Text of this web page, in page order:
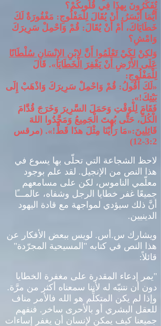
تُفَكِّرُونَ بِهذَا فِي قُلُوبِكُمْ؟
أَيُّمَا أَيْسَرُ، أَنْ يُقَالَ لِلْمَفْلُوجِ: مَغْفُورَةٌ لَكَ
خَطَايَاكَ، أَمْ أَنْ يُقَالَ: قُمْ وَاحْمِلْ سَرِيرَكَ
وَامْشِ؟
وَلكِنْ لِكَيْ تَعْلَمُوا أَنَّ لابْنِ الإِنْسَانِ سُلْطَانًا
عَلَى الأَرْضِ أَنْ يَغْفِرَ الْخَطَايَا». قَالَ
لِلْمَفْلُوجِ:
«لَكَ أَقُولُ: قُمْ وَاحْمِلْ سَرِيرَكَ وَاذْهَبْ إِلَى
بَيْتِكَ!».
فَقَامَ لِلْوَقْتِ وَحَمَلَ السَّرِيرَ وَخَرَجَ قُدَّامَ
الْكُلِّ، حَتَّى بُهِتَ الْجَمِيعُ وَمَجَّدُوا اللهَ
قَائِلِينَ:«مَا رَأَيْنَا مِثْلَ هذَا قَطُّ!». (مرقس
3:2-12)
لاحظ الشجاعة التي تحلّى بها يسوع في
هذا النص من الإنجيل. لقد علم بوجود
معلّمي الناموس، لكن على مسامعهم
جميعًا غفر خطايا الرجل وشفاه، عالمـــًا
أنَّ ذلك سيؤدي لمواجهة مع قادة اليهود
الدينيين.
ويشارك س. أس. لويس ببعض الأفكار عن
هذا النص في كتابه " المسيحية المجرّدة"
قائلاً:
"يمر إدعاء المقدرة على مغفرة الخطايا
دون أن نتنبّه له لأننا سمعناه أكثر من مرَّة.
وإذا لم يكن المتكلِّم هو الله فالأمر مناف
للعقل البشري أو بالأحرى ساخر . فنفهم
جميعنا كيف يمكن لإنسان أن يغفر إساءات